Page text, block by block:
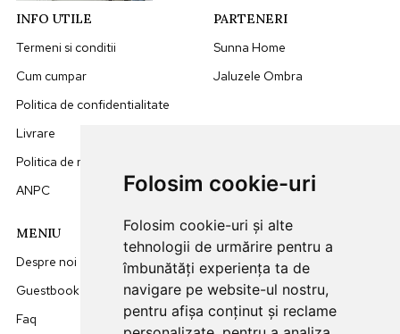
Folosim cookie-uri
Folosim cookie-uri și alte
tehnologii de urmărire pentru a
îmbunătăți experiența ta de
navigare pe website-ul nostru,
pentru afișa conținut și reclame
INFO UTILE
Termeni si conditii
Cum cumpar
Politica de confidentialitate
Livrare
Politica de retur
ANPC
PARTENERI
Sunna Home
Jaluzele Ombra
MENIU
Despre noi
Guestbook
Faq
DATE CONTACT
0749512455
office@sunna.ro
L-V: 09:00 - 18:00